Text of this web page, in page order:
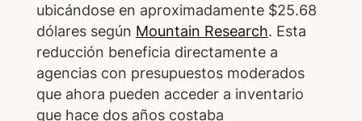
ubicándose en aproximadamente $25.68
dólares según Mountain Research. Esta
reducción beneficia directamente a
agencias con presupuestos moderados
que ahora pueden acceder a inventario
que hace dos años costaba